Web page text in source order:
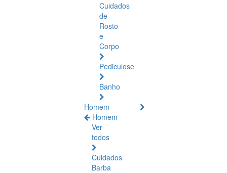
Cuidados
de
Rosto
e
Corpo
Pediculose
Banho
Homem
Homem
Ver
todos
Cuidados
Barba